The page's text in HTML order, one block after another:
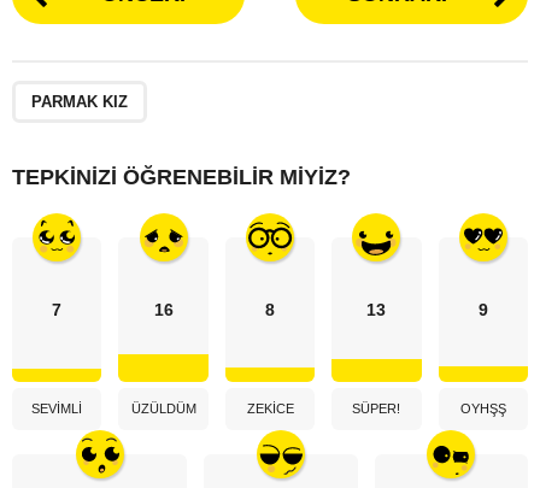
PARMAK KIZ
TEPKINIZI ÖĞRENEBILIR MIYIZ?
7
SEVIMLI
16
ÜZÜLDÜM
8
ZEKICE
13
SÜPER!
9
OYHŞŞ